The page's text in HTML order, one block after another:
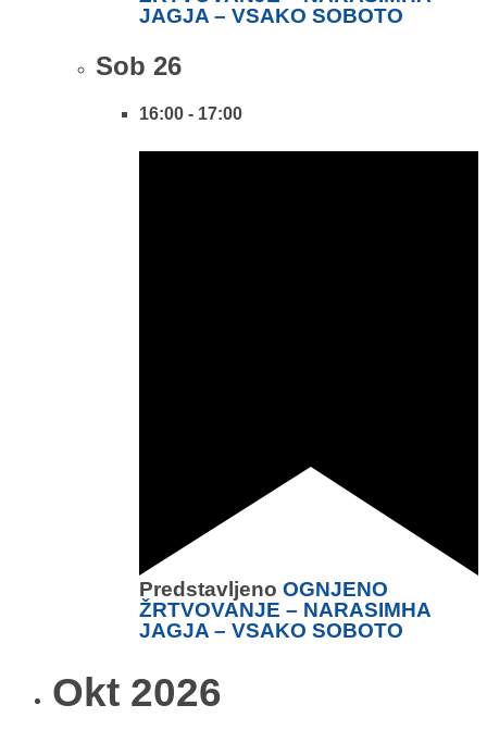
JAGJA – VSAKO SOBOTO
Sob 26
16:00 - 17:00
Predstavljeno OGNJENO
ŽRTVOVANJE – NARASIMHA
JAGJA – VSAKO SOBOTO
Okt 2026